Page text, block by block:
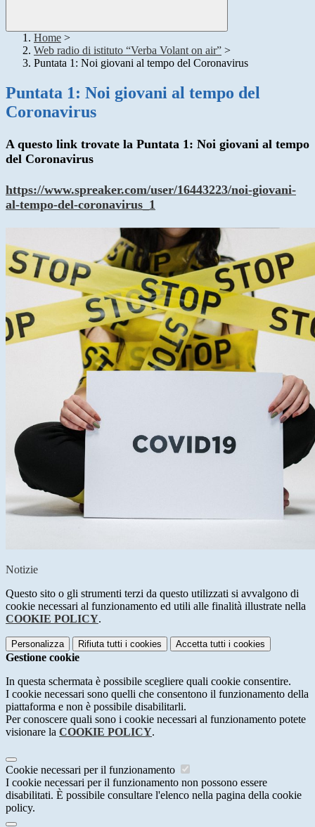
Home >
Web radio di istituto “Verba Volant on air” >
Puntata 1: Noi giovani al tempo del Coronavirus
Puntata 1: Noi giovani al tempo del
Coronavirus
A questo link trovate la Puntata 1: Noi giovani al tempo
del Coronavirus
https://www.spreaker.com/user/16443223/noi-giovani-
al-tempo-del-coronavirus_1
Notizie
Questo sito o gli strumenti terzi da questo utilizzati si avvalgono di
cookie necessari al funzionamento ed utili alle finalità illustrate nella
COOKIE POLICY.
Personalizza Rifiuta tutti i cookies Accetta tutti i cookies
Gestione cookie
In questa schermata è possibile scegliere quali cookie consentire.
I cookie necessari sono quelli che consentono il funzionamento della
piattaforma e non è possibile disabilitarli.
Per conoscere quali sono i cookie necessari al funzionamento potete
visionare la COOKIE POLICY.
Cookie necessari per il funzionamento
I cookie necessari per il funzionamento non possono essere
disabilitati. È possibile consultare l'elenco nella pagina della cookie
policy.